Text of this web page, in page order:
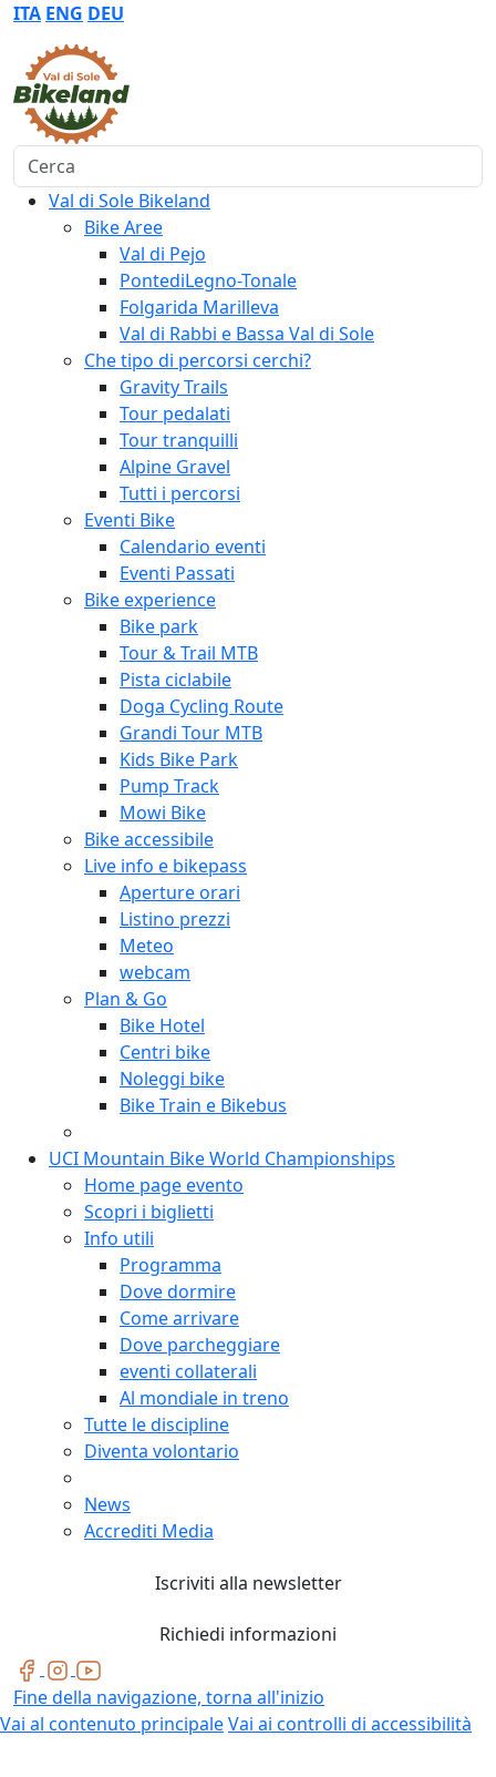
ITA ENG DEU
Cerca
Val di Sole Bikeland
Bike Aree
Val di Pejo
PontediLegno-Tonale
Folgarida Marilleva
Val di Rabbi e Bassa Val di Sole
Che tipo di percorsi cerchi?
Gravity Trails
Tour pedalati
Tour tranquilli
Alpine Gravel
Tutti i percorsi
Eventi Bike
Calendario eventi
Eventi Passati
Bike experience
Bike park
Tour & Trail MTB
Pista ciclabile
Doga Cycling Route
Grandi Tour MTB
Kids Bike Park
Pump Track
Mowi Bike
Bike accessibile
Live info e bikepass
Aperture orari
Listino prezzi
Meteo
webcam
Plan & Go
Bike Hotel
Centri bike
Noleggi bike
Bike Train e Bikebus
UCI Mountain Bike World Championships
Home page evento
Scopri i biglietti
Info utili
Programma
Dove dormire
Come arrivare
Dove parcheggiare
eventi collaterali
Al mondiale in treno
Tutte le discipline
Diventa volontario
News
Accrediti Media
Iscriviti alla newsletter
Richiedi informazioni
Fine della navigazione, torna all'inizio
Vai al contenuto principaleVai ai controlli di accessibilità